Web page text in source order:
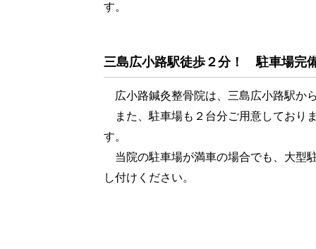
す。
三島広小路駅徒歩２分！ 駐車場完
広小路鍼灸整骨院は、三島広小路駅か
また、駐車場も２台分ご用意しており
す。
当院の駐車場が満車の場合でも、大型
し付けください。